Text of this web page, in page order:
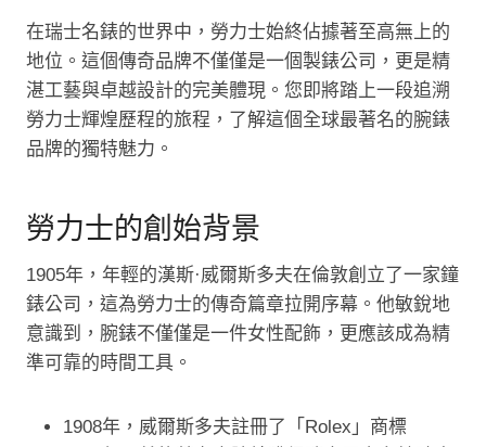
在瑞士名錶的世界中，勞力士始終佔據著至高無上的
地位。這個傳奇品牌不僅僅是一個製錶公司，更是精
湛工藝與卓越設計的完美體現。您即將踏上一段追溯
勞力士輝煌歷程的旅程，了解這個全球最著名的腕錶
品牌的獨特魅力。
勞力士的創始背景
1905年，年輕的漢斯·威爾斯多夫在倫敦創立了一家鐘
錶公司，這為勞力士的傳奇篇章拉開序幕。他敏銳地
意識到，腕錶不僅僅是一件女性配飾，更應該成為精
準可靠的時間工具。
1908年，威爾斯多夫註冊了「Rolex」商標